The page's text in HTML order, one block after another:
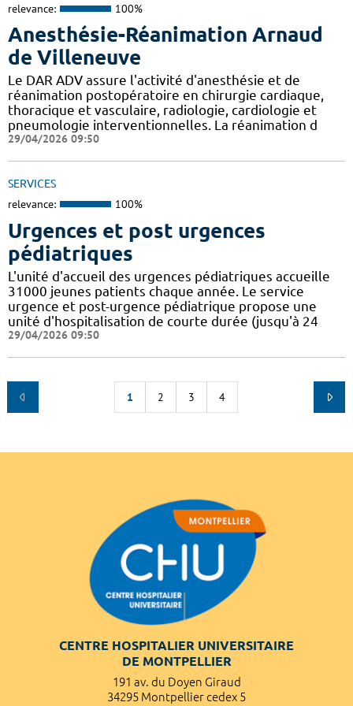
relevance: 100%
Anesthésie-Réanimation Arnaud
de Villeneuve
Le DAR ADV assure l'activité d'anesthésie et de
réanimation postopératoire en chirurgie cardiaque,
thoracique et vasculaire, radiologie, cardiologie et
pneumologie interventionnelles. La réanimation d
29/04/2026 09:50
SERVICES
relevance: 100%
Urgences et post urgences
pédiatriques
L'unité d'accueil des urgences pédiatriques accueille
31000 jeunes patients chaque année. Le service
urgence et post-urgence pédiatrique propose une
unité d'hospitalisation de courte durée (jusqu'à 24
29/04/2026 09:50
1 2 3 4
CENTRE HOSPITALIER UNIVERSITAIRE
DE MONTPELLIER
191 av. du Doyen Giraud
34295 Montpellier cedex 5